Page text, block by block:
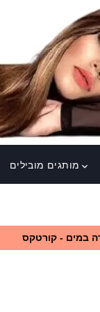
מותגים מובילים keyboard_arrow_down